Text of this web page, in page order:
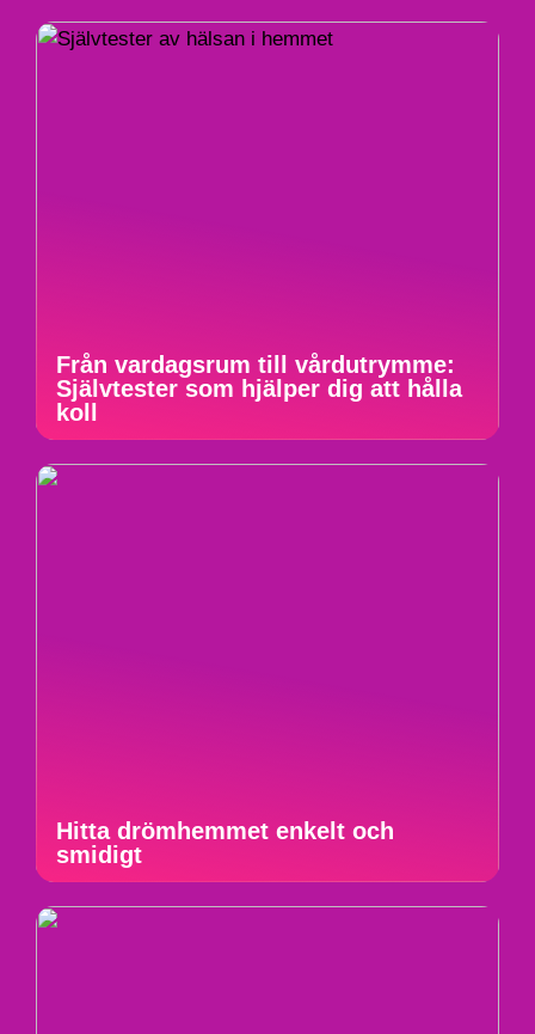
Från vardagsrum till vårdutrymme:
Självtester som hjälper dig att hålla
koll
Hitta drömhemmet enkelt och
smidigt